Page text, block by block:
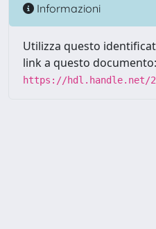
Informazioni
Utilizza questo
link a questo documento:
https://hdl.handle.net/